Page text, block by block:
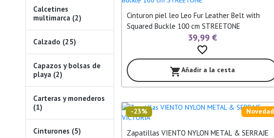
Calcetines
multimarca (2)
Calzado (25)
Capazos y bolsas de
playa (2)
Carteras y monederos
(1)
Cinturones (5)
Cinturon piel leo Leo Fur Leather Belt with
Squared Buckle 100 cm STREETONE
39,99 €
favorite_border
shopping_cartAñadir a la cesta
Zapatillas VIENTO NYLON METAL & SERRAJE
Novedad
-23%